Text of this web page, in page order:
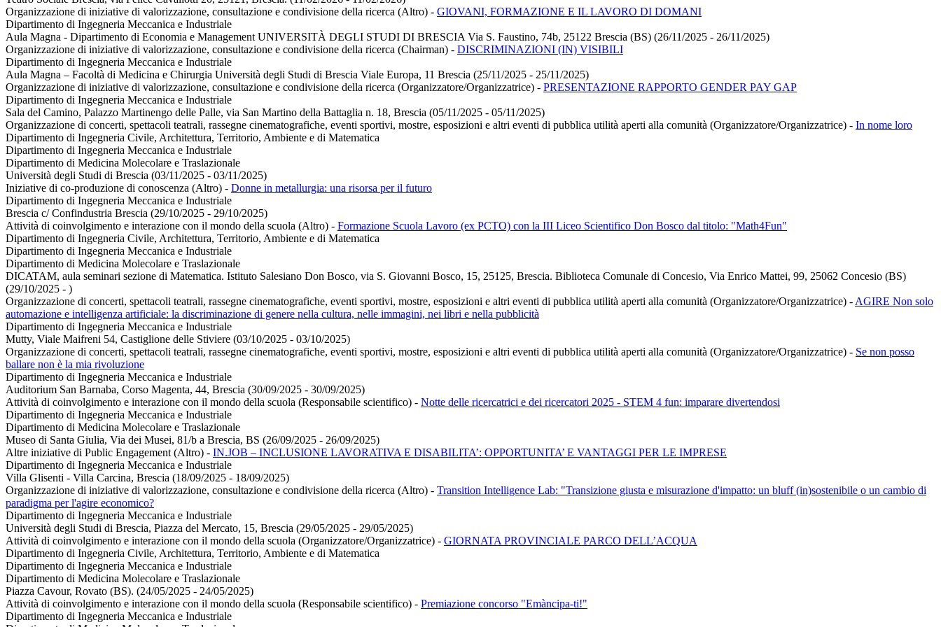
Organizzazione di iniziative di valorizzazione, consultazione e condivisione della ricerca (Altro) - GIOVANI, FORMAZIONE E IL LAVORO DI DOMANI
Dipartimento di Ingegneria Meccanica e Industriale
Aula Magna - Dipartimento di Economia e Management UNIVERSITÀ DEGLI STUDI DI BRESCIA Via S. Faustino, 74b, 25122 Brescia (BS) (26/11/2025 - 26/11/2025)
Organizzazione di iniziative di valorizzazione, consultazione e condivisione della ricerca (Chairman) - DISCRIMINAZIONI (IN) VISIBILI
Dipartimento di Ingegneria Meccanica e Industriale
Aula Magna – Facoltà di Medicina e Chirurgia Università degli Studi di Brescia Viale Europa, 11 Brescia (25/11/2025 - 25/11/2025)
Organizzazione di iniziative di valorizzazione, consultazione e condivisione della ricerca (Organizzatore/Organizzatrice) - PRESENTAZIONE RAPPORTO GENDER PAY GAP
Dipartimento di Ingegneria Meccanica e Industriale
Sala del Camino, Palazzo Martinengo delle Palle, via San Martino della Battaglia n. 18, Brescia (05/11/2025 - 05/11/2025)
Organizzazione di concerti, spettacoli teatrali, rassegne cinematografiche, eventi sportivi, mostre, esposizioni e altri eventi di pubblica utilità aperti alla comunità (Organizzatore/Organizzatrice) - In nome loro
Dipartimento di Ingegneria Civile, Architettura, Territorio, Ambiente e di Matematica
Dipartimento di Ingegneria Meccanica e Industriale
Dipartimento di Medicina Molecolare e Traslazionale
Università degli Studi di Brescia (03/11/2025 - 03/11/2025)
Iniziative di co-produzione di conoscenza (Altro) - Donne in metallurgia: una risorsa per il futuro
Dipartimento di Ingegneria Meccanica e Industriale
Brescia c/ Confindustria Brescia (29/10/2025 - 29/10/2025)
Attività di coinvolgimento e interazione con il mondo della scuola (Altro) - Formazione Scuola Lavoro (ex PCTO) con la III Liceo Scientifico Don Bosco dal titolo: "Math4Fun"
Dipartimento di Ingegneria Civile, Architettura, Territorio, Ambiente e di Matematica
Dipartimento di Ingegneria Meccanica e Industriale
Dipartimento di Medicina Molecolare e Traslazionale
DICATAM, aula seminari sezione di Matematica. Istituto Salesiano Don Bosco, via S. Giovanni Bosco, 15, 25125, Brescia. Biblioteca Comunale di Concesio, Via Enrico Mattei, 99, 25062 Concesio (BS)
(29/10/2025 - )
Organizzazione di concerti, spettacoli teatrali, rassegne cinematografiche, eventi sportivi, mostre, esposizioni e altri eventi di pubblica utilità aperti alla comunità (Organizzatore/Organizzatrice) - AGIRE Non solo
automazione e intelligenza artificiale: la discriminazione di genere nella cultura, nelle immagini, nei libri e nella pubblicità
Dipartimento di Ingegneria Meccanica e Industriale
Mutty, Viale Maifreni 54, Castiglione delle Stiviere (03/10/2025 - 03/10/2025)
Organizzazione di concerti, spettacoli teatrali, rassegne cinematografiche, eventi sportivi, mostre, esposizioni e altri eventi di pubblica utilità aperti alla comunità (Organizzatore/Organizzatrice) - Se non posso
ballare non è la mia rivoluzione
Dipartimento di Ingegneria Meccanica e Industriale
Auditorium San Barnaba, Corso Magenta, 44, Brescia (30/09/2025 - 30/09/2025)
Attività di coinvolgimento e interazione con il mondo della scuola (Responsabile scientifico) - Notte delle ricercatrici e dei ricercatori 2025 - STEM 4 fun: imparare divertendosi
Dipartimento di Ingegneria Meccanica e Industriale
Dipartimento di Medicina Molecolare e Traslazionale
Museo di Santa Giulia, Via dei Musei, 81/b a Brescia, BS (26/09/2025 - 26/09/2025)
Altre iniziative di Public Engagement (Altro) - IN.JOB – INCLUSIONE LAVORATIVA E DISABILITA’: OPPORTUNITA’ E VANTAGGI PER LE IMPRESE
Dipartimento di Ingegneria Meccanica e Industriale
Villa Glisenti - Villa Carcina, Brescia (18/09/2025 - 18/09/2025)
Organizzazione di iniziative di valorizzazione, consultazione e condivisione della ricerca (Altro) - Transition Intelligence Lab: "Transizione giusta e misurazione d'impatto: un bluff (in)sostenibile o un cambio di
paradigma per l'agire economico?
Dipartimento di Ingegneria Meccanica e Industriale
Università degli Studi di Brescia, Piazza del Mercato, 15, Brescia (29/05/2025 - 29/05/2025)
Attività di coinvolgimento e interazione con il mondo della scuola (Organizzatore/Organizzatrice) - GIORNATA PROVINCIALE PARCO DELL’ACQUA
Dipartimento di Ingegneria Civile, Architettura, Territorio, Ambiente e di Matematica
Dipartimento di Ingegneria Meccanica e Industriale
Dipartimento di Medicina Molecolare e Traslazionale
Piazza Cavour, Rovato (BS). (24/05/2025 - 24/05/2025)
Attività di coinvolgimento e interazione con il mondo della scuola (Responsabile scientifico) - Premiazione concorso "Emàncipa-ti!"
Dipartimento di Ingegneria Meccanica e Industriale